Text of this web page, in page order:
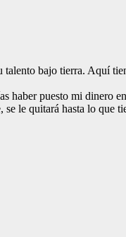
talento bajo tierra. Aquí
haber puesto mi dinero
le quitará hasta lo que